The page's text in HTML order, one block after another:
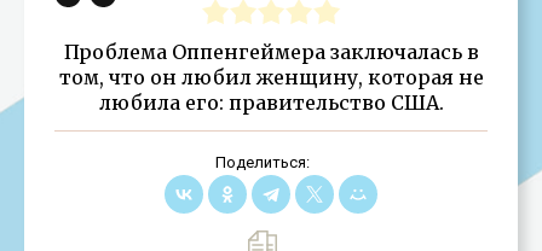
Проблема Оппенгеймера заключалась в
том, что он любил женщину, которая не
любила его: правительство США.
Поделиться: